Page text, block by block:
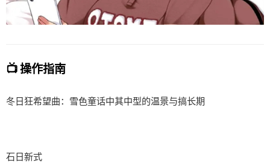
📺 操作指南
冬日狂希望曲：雪色童话中其中型的温景与搞长期
石日新式